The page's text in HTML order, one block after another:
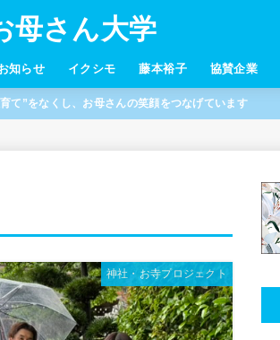
母さん大学
知らせ イクシモ 藤本裕子 協賛企業
て”をなくし、お母さんの笑顔をつなげています
神社・お寺プロジェクト